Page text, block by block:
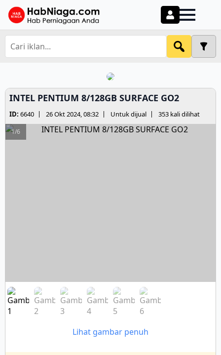
INTEL PENTIUM 8/128GB SURFACE GO2
ID: 6640 26 Okt 2024, 08:32 Untuk dijual 353 kali dilihat
1/6
Lihat gambar penuh